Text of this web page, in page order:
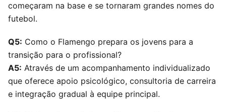
começaram na base e se tornaram grandes nomes do
futebol.
Q5: Como o Flamengo prepara os jovens para a
transição para o profissional?
A5: Através de um acompanhamento individualizado
que oferece apoio psicológico, consultoria de carreira
e integração gradual à equipe principal.